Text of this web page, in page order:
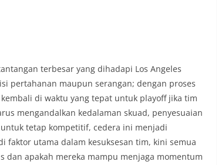
terbesar yang dihadapi Los Angeles
pertahanan maupun serangan; dengan proses
di waktu yang tepat untuk playoff jika tim
mengandalkan kedalaman skuad, penyesuaian
tetap kompetitif, cedera ini menjadi
faktor utama dalam kesuksesan tim, kini semua
dan apakah mereka mampu menjaga momentum